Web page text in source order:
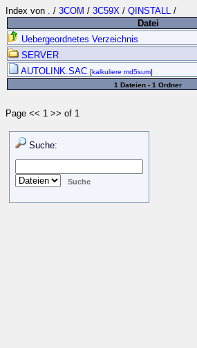
Index von . / 3COM / 3C59X / QINSTALL /
Datei
Uebergeordnetes Verzeichnis
SERVER
AUTOLINK.SAC [kalkuliere md5sum]
1 Dateien - 1 Ordner
Page << 1 >> of 1
Suche: